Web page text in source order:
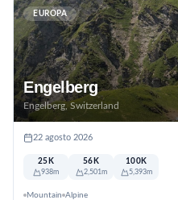
EUROPA
Engelberg
Engelberg, Switzerland
22 agosto 2026
25K
938m
56K
2,501m
100K
5,393m
Mountain Alpine